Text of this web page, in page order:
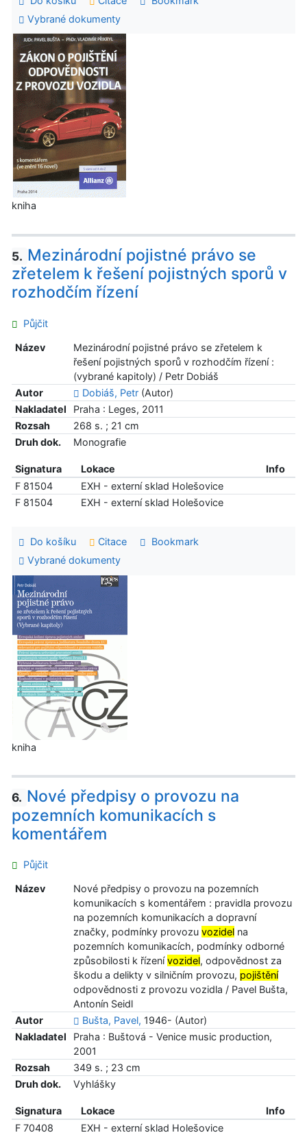
Vybrané dokumenty
kniha
5. Mezinárodní pojistné právo se
zřetelem k řešení pojistných sporů v
rozhodčím řízení
Půjčit
Název
Mezinárodní pojistné právo se zřetelem k
řešení pojistných sporů v rozhodčím řízení :
(vybrané kapitoly) / Petr Dobiáš
Autor
Dobiáš, Petr(Autor)
Nakladatel
Praha : Leges, 2011
Rozsah
268 s. ; 21 cm
Druh dok.
Monografie
Signatura Lokace
Info
F 81504
EXH - externí sklad Holešovice
F 81504
EXH - externí sklad Holešovice
Do košíku Citace
Bookmark
Vybrané dokumenty
kniha
6. Nové předpisy o provozu na
pozemních komunikacích s
komentářem
Půjčit
Název
Nové předpisy o provozu na pozemních
komunikacích s komentářem : pravidla provozu
na pozemních komunikacích a dopravní
značky, podmínky provozu vozidelna
pozemních komunikacích, podmínky odborné
způsobilosti k řízenívozidel, odpovědnost za
škodu a delikty v silničním provozu, pojištění
odpovědnosti z provozu vozidla / Pavel Bušta,
Antonín Seidl
Autor
Bušta, Pavel, 1946- (Autor)
Nakladatel
Praha : Buštová - Venice music production,
2001
Rozsah
349 s. ; 23 cm
Druh dok.
Vyhlášky
Signatura Lokace
Info
F 70408
EXH - externí sklad Holešovice